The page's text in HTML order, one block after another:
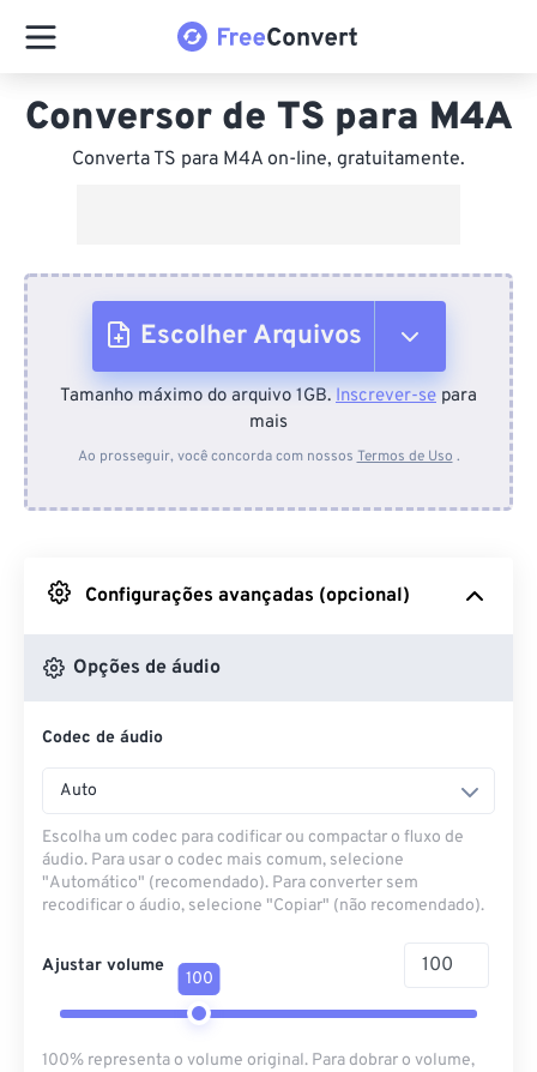
Conversor de TS para M4A
Converta TS para M4A on-line, gratuitamente.
Escolher Arquivos
Do dispositivo
Do Google Drive
Do OneDrive
Tamanho máximo do arquivo 1GB. Inscrever-se para
mais
Ao prosseguir, você concorda com nossos Termos de Uso .
Configurações avançadas (opcional)
Opções de áudio
Codec de áudio
Auto
Escolha um codec para codificar ou compactar o fluxo de
áudio. Para usar o codec mais comum, selecione
"Automático" (recomendado). Para converter sem
recodificar o áudio, selecione "Copiar" (não recomendado).
Ajustar volume
100
100% representa o volume original. Para dobrar o volume,